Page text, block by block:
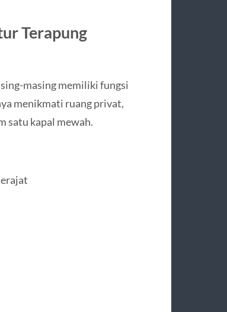
Terapung
masing memiliki fungsi
menikmati ruang privat,
satu kapal mewah.